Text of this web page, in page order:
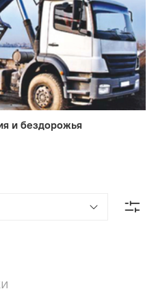
и бездорожья